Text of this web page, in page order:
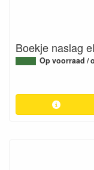
Boekje naslag
Op voorraad /